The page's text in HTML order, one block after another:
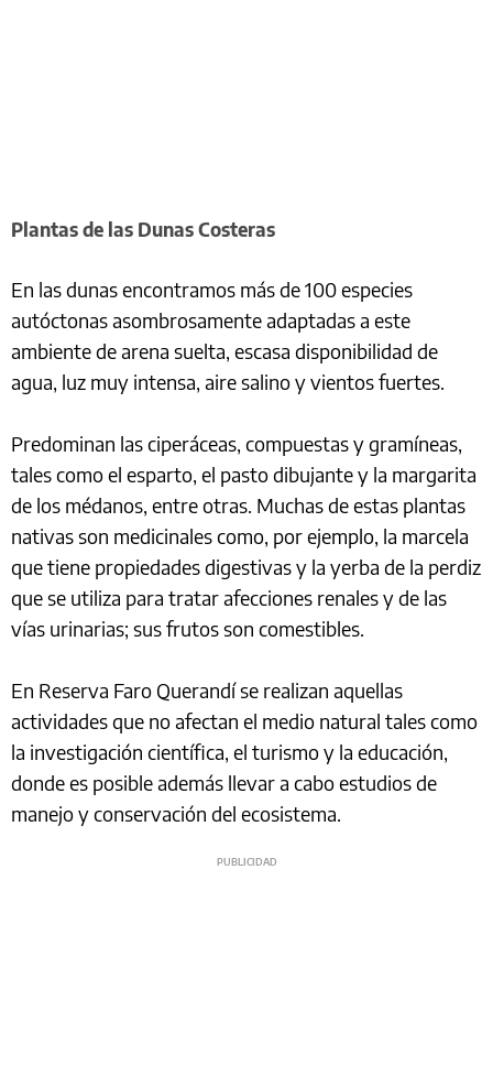
Plantas de las Dunas Costeras
En las dunas encontramos más de 100 especies
autóctonas asombrosamente adaptadas a este
ambiente de arena suelta, escasa disponibilidad de
agua, luz muy intensa, aire salino y vientos fuertes.
Predominan las ciperáceas, compuestas y gramíneas,
tales como el esparto, el pasto dibujante y la margarita
de los médanos, entre otras. Muchas de estas plantas
nativas son medicinales como, por ejemplo, la marcela
que tiene propiedades digestivas y la yerba de la perdiz
que se utiliza para tratar afecciones renales y de las
vías urinarias; sus frutos son comestibles.
En Reserva Faro Querandí se realizan aquellas
actividades que no afectan el medio natural tales como
la investigación científica, el turismo y la educación,
donde es posible además llevar a cabo estudios de
manejo y conservación del ecosistema.